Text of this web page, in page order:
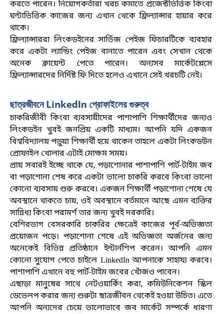
করতে পারেন। নিয়োগকর্তারা খরচ কমাতে প্রজেক্টভিত্তিক কিংবা
ঘন্টাভিত্তিক কাজের জন্য এখান থেকে ফ্রিল্যান্সার হায়ার করে
থাকে।
ফ্রিল্যান্সাররা লিংকডইনের সার্ভিজ পেইজ ফিচারটিকে ব্যবহার
করে একটা ল্যান্ডিং পেইজ বানাতে পারেন এবং সেখান থেকে
অনেক ক্লায়েন্ট পেতে পারেন। অন্যসব মার্কেটপ্লেসে
ফ্রিল্যান্সারদের নির্দিষ্ট ফি দিতে হলেও এখানে সেই খরচটি নেই।
ছাত্রজীবনেLinkedIn প্রোফাইলের গুরুত্ব
চাকরিজীবী কিংবা ব্যবসায়ীদের পাশাপাশি শিক্ষার্থীদের জন্যও
লিংকডইন খুবই জনপ্রিয় একটি মাধ্যম। আপনি যদি একজন
বিশ্ববিদ্যালয় পড়ুয়া শিক্ষার্থী হয়ে থাকেন তাহলে একটা লিংকডউন
প্রোফাইল খোলার এটাই মোক্ষম সময়।
প্রায় সবারই ইচ্ছে থাকে যে, পড়াশোনার পাশাপাশি পার্ট-টাইম জব
বা পড়াশোনা শেষ করে একটা ভালো চাকরি করবে কিংবা ভালো
কোনো ব্যবসায় শুরু করবে। একজন শিক্ষার্থী পড়াশোনা শেষে যে
অবস্থানে থাকতে চায়, ওই অবস্থানে বর্তমানে আছে এমন ব্যক্তির
সান্নিধ্য কিংবা পরামর্শ তার জন্য খুবই দরকারি।
বেশিরভাগ বেসরকারি চাকরির ক্ষেত্রেই কাজের পূর্ব-অভিজ্ঞতা
প্রয়োজন পড়ে। পড়াশোনা শেষে এই অভিজ্ঞতা অর্জনের জন্য
অনেকেই বিভিন্ন প্রতিষ্ঠানে ইন্টার্নশিপ করেন। আপনি এমন
কোনো সুযোগ পেতে চাইলে LinkedIn আপনাকে সাহায্য করবে।
পাশাপাশি এখানে বহু পার্ট-টাইম জবের খোঁজও পাবেন।
এছাড়া মানুষের সাথে নেটওয়ার্কিং করা, কমিউনিকেশন স্কিল
ডেভেলপ করার জন্য শুরুটা ছাত্রজীবন থেকেই হওয়া উচিত। এতে
আপনি অন্যদের চেয়ে ভালোভাবে জব মার্কেট সম্পর্কে ধারণা